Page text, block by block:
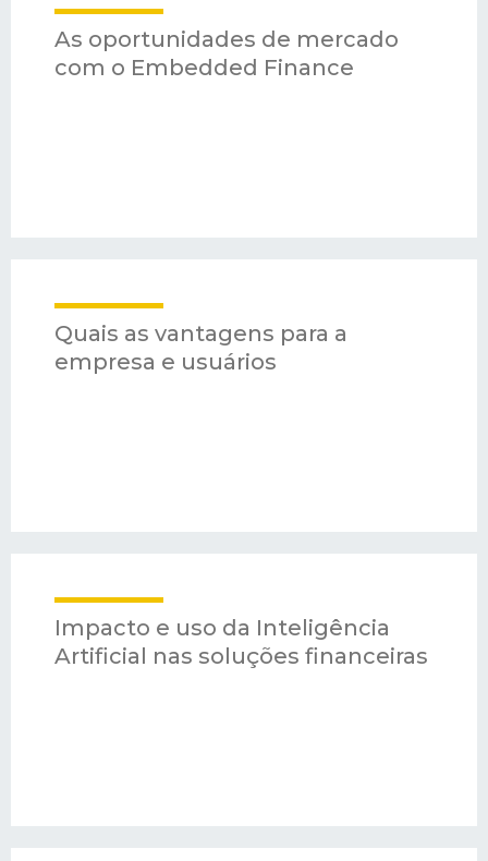
As oportunidades de mercado
com o Embedded Finance
Quais as vantagens para a
empresa e usuários
Impacto e uso da Inteligência
Artificial nas soluções financeiras